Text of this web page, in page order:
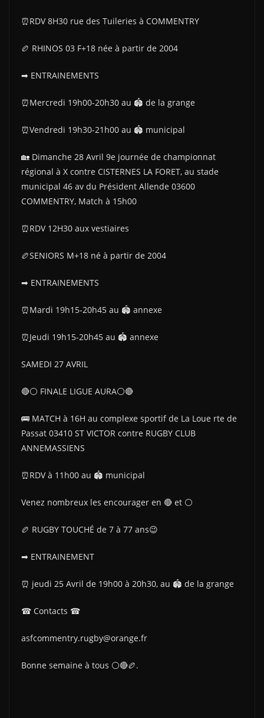
⏰RDV 8H30 rue des Tuileries à COMMENTRY
🏉 RHINOS 03 F+18 née à partir de 2004
➡ ENTRAINEMENTS
⏰Mercredi 19h00-20h30 au 🏟 de la grange
⏰Vendredi 19h30-21h00 au 🏟 municipal
🏡 Dimanche 28 Avril 9e journée de championnat
régional à X contre CISTERNES LA FORET, au stade
municipal 46 av du Président Allende 03600
COMMENTRY, Match à 15h00
⏰RDV 12H30 aux vestiaires
🏉SENIORS M+18 né à partir de 2004
➡ ENTRAINEMENTS
⏰Mardi 19h15-20h45 au 🏟 annexe
⏰Jeudi 19h15-20h45 au 🏟 annexe
SAMEDI 27 AVRIL
🔴⚪ FINALE LIGUE AURA⚪🔴
🚌 MATCH à 16H au complexe sportif de La Loue rte de
Passat 03410 ST VICTOR contre RUGBY CLUB
ANNEMASSIENS
⏰RDV à 11h00 au 🏟 municipal
Venez nombreux les encourager en 🔴 et ⚪
🏉 RUGBY TOUCHÉ de 7 à 77 ans😉
➡ ENTRAINEMENT
⏰ jeudi 25 Avril de 19h00 à 20h30, au 🏟 de la grange
☎ Contacts ☎
asfcommentry.rugby@orange.fr
Bonne semaine à tous ⚪🔴🏉.